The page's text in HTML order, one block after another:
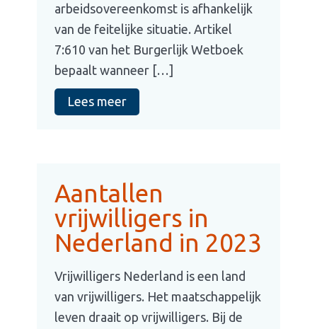
arbeidsovereenkomst is afhankelijk
van de feitelijke situatie. Artikel
7:610 van het Burgerlijk Wetboek
bepaalt wanneer […]
Lees meer
Aantallen
vrijwilligers in
Nederland in 2023
Vrijwilligers Nederland is een land
van vrijwilligers. Het maatschappelijk
leven draait op vrijwilligers. Bij de